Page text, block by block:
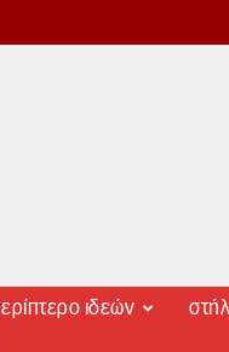
ιδεών